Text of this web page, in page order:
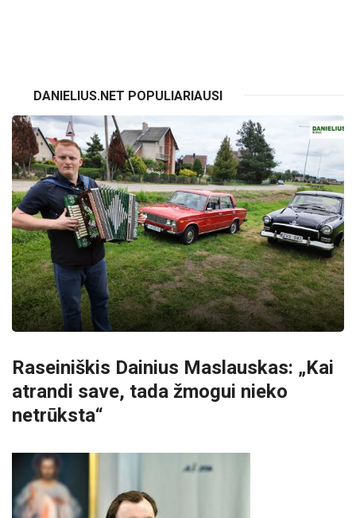
DANIELIUS.NET POPULIARIAUSI
Raseiniškis Dainius Maslauskas: „Kai
atrandi save, tada žmogui nieko
netrūksta“